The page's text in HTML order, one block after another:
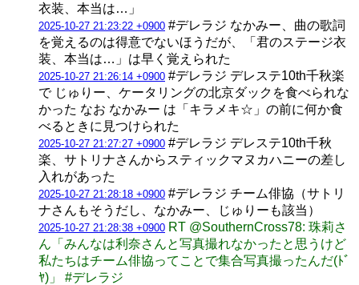
衣装、本当は…」
2025-10-27 21:23:22 +0900 #デレラジ なかみー、曲の歌詞
を覚えるのは得意でないほうだが、「君のステージ衣
装、本当は…」は早く覚えられた
2025-10-27 21:26:14 +0900 #デレラジ デレステ10th千秋楽
で じゅりー、ケータリングの北京ダックを食べられな
かった なお なかみー は「キラメキ☆」の前に何か食
べるときに見つけられた
2025-10-27 21:27:27 +0900 #デレラジ デレステ10th千秋
楽、サトリナさんからスティックマヌカハニーの差し
入れがあった
2025-10-27 21:28:18 +0900 #デレラジ チーム俳協（サトリ
ナさんもそうだし、なかみー、じゅりーも該当）
2025-10-27 21:28:38 +0900 RT @SouthernCross78: 珠莉さ
ん「みんなは利奈さんと写真撮れなかったと思うけど
私たちはチーム俳協ってことで集合写真撮ったんだ(ﾄﾞ
ﾔ)」 #デレラジ